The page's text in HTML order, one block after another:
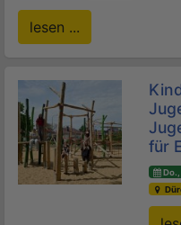
lesen ...
für